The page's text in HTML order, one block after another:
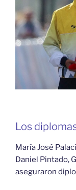
Los
María José
Daniel Pintado,
aseguraron